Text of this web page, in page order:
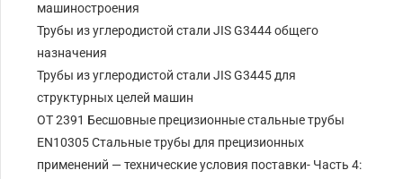
машиностроения
Трубы из углеродистой стали JIS G3444 общего
назначения
Трубы из углеродистой стали JIS G3445 для
структурных целей машин
ОТ 2391 Бесшовные прецизионные стальные трубы
EN10305 Стальные трубы для прецизионных
применений — технические условия поставки- Часть 4: